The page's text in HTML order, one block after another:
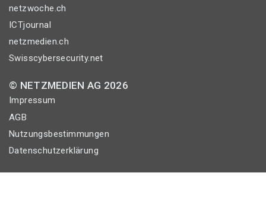
netzwoche.ch
ICTjournal
netzmedien.ch
Swisscybersecurity.net
© NETZMEDIEN AG 2026
Impressum
AGB
Nutzungsbestimmungen
Datenschutzerklärung